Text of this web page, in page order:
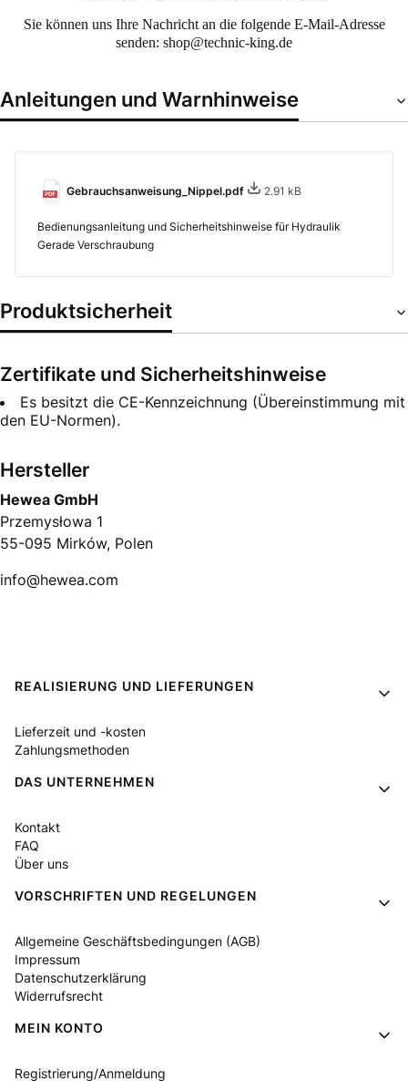
Sie können uns Ihre Nachricht an die folgende E-Mail-Adresse
senden: shop@technic-king.de
Anleitungen und Warnhinweise
Gebrauchsanweisung_Nippel.pdf 2.91 kB
Bedienungsanleitung und Sicherheitshinweise für Hydraulik
Gerade Verschraubung
Produktsicherheit
Zertifikate und Sicherheitshinweise
Es besitzt die CE-Kennzeichnung (Übereinstimmung mit
den EU-Normen).
Hersteller
Hewea GmbH
Przemysłowa 1
55-095 Mirków, Polen
info@hewea.com
Fußzeilenmenü
REALISIERUNG UND LIEFERUNGEN
Lieferzeit und -kosten
Zahlungsmethoden
DAS UNTERNEHMEN
Kontakt
FAQ
Über uns
VORSCHRIFTEN UND REGELUNGEN
Allgemeine Geschäftsbedingungen (AGB)
Impressum
Datenschutzerklärung
Widerrufsrecht
MEIN KONTO
Registrierung/Anmeldung